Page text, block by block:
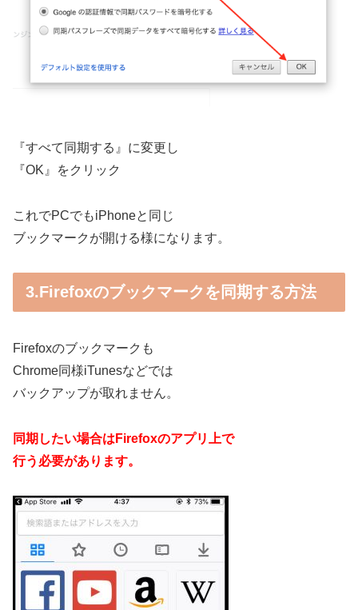
『すべて同期する』に変更し
『OK』をクリック
これでPCでもiPhoneと同じ
ブックマークが開ける様になります。
3.Firefoxのブックマークを同期する方法
Firefoxのブックマークも
Chrome同様iTunesなどでは
バックアップが取れません。
同期したい場合はFirefoxのアプリ上で
行う必要があります。